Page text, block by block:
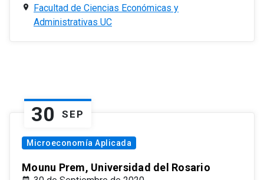
Facultad de Ciencias Económicas y
Administrativas UC
30 SEP
Microeconomía Aplicada
Mounu Prem, Universidad del Rosario